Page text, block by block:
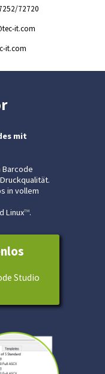
72720
it.com
it.com
mit
Barcode
in vollem
Linux™.
Studio